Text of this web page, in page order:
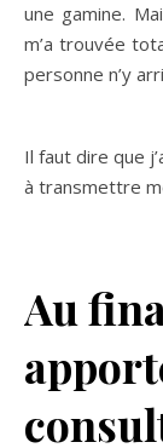
une gamine.
m’a trouvée
personne n’y
Il faut dire que
à transmettre
Au